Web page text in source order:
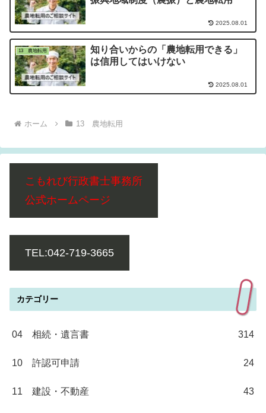
2025.08.01
13 農地転用
知り合いからの「農地転用できる」
は信用してはいけない
2025.08.01
ホーム 13 農地転用
こもれび行政書士事務所
公式ホームページ
TEL:042-719-3665
カテゴリー
04 相続・遺言書 314
10 許認可申請 24
11 建設・不動産 43